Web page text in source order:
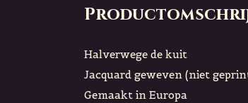
Halverwege de kuit
Jacquard geweven (niet
Gemaakt in Europa